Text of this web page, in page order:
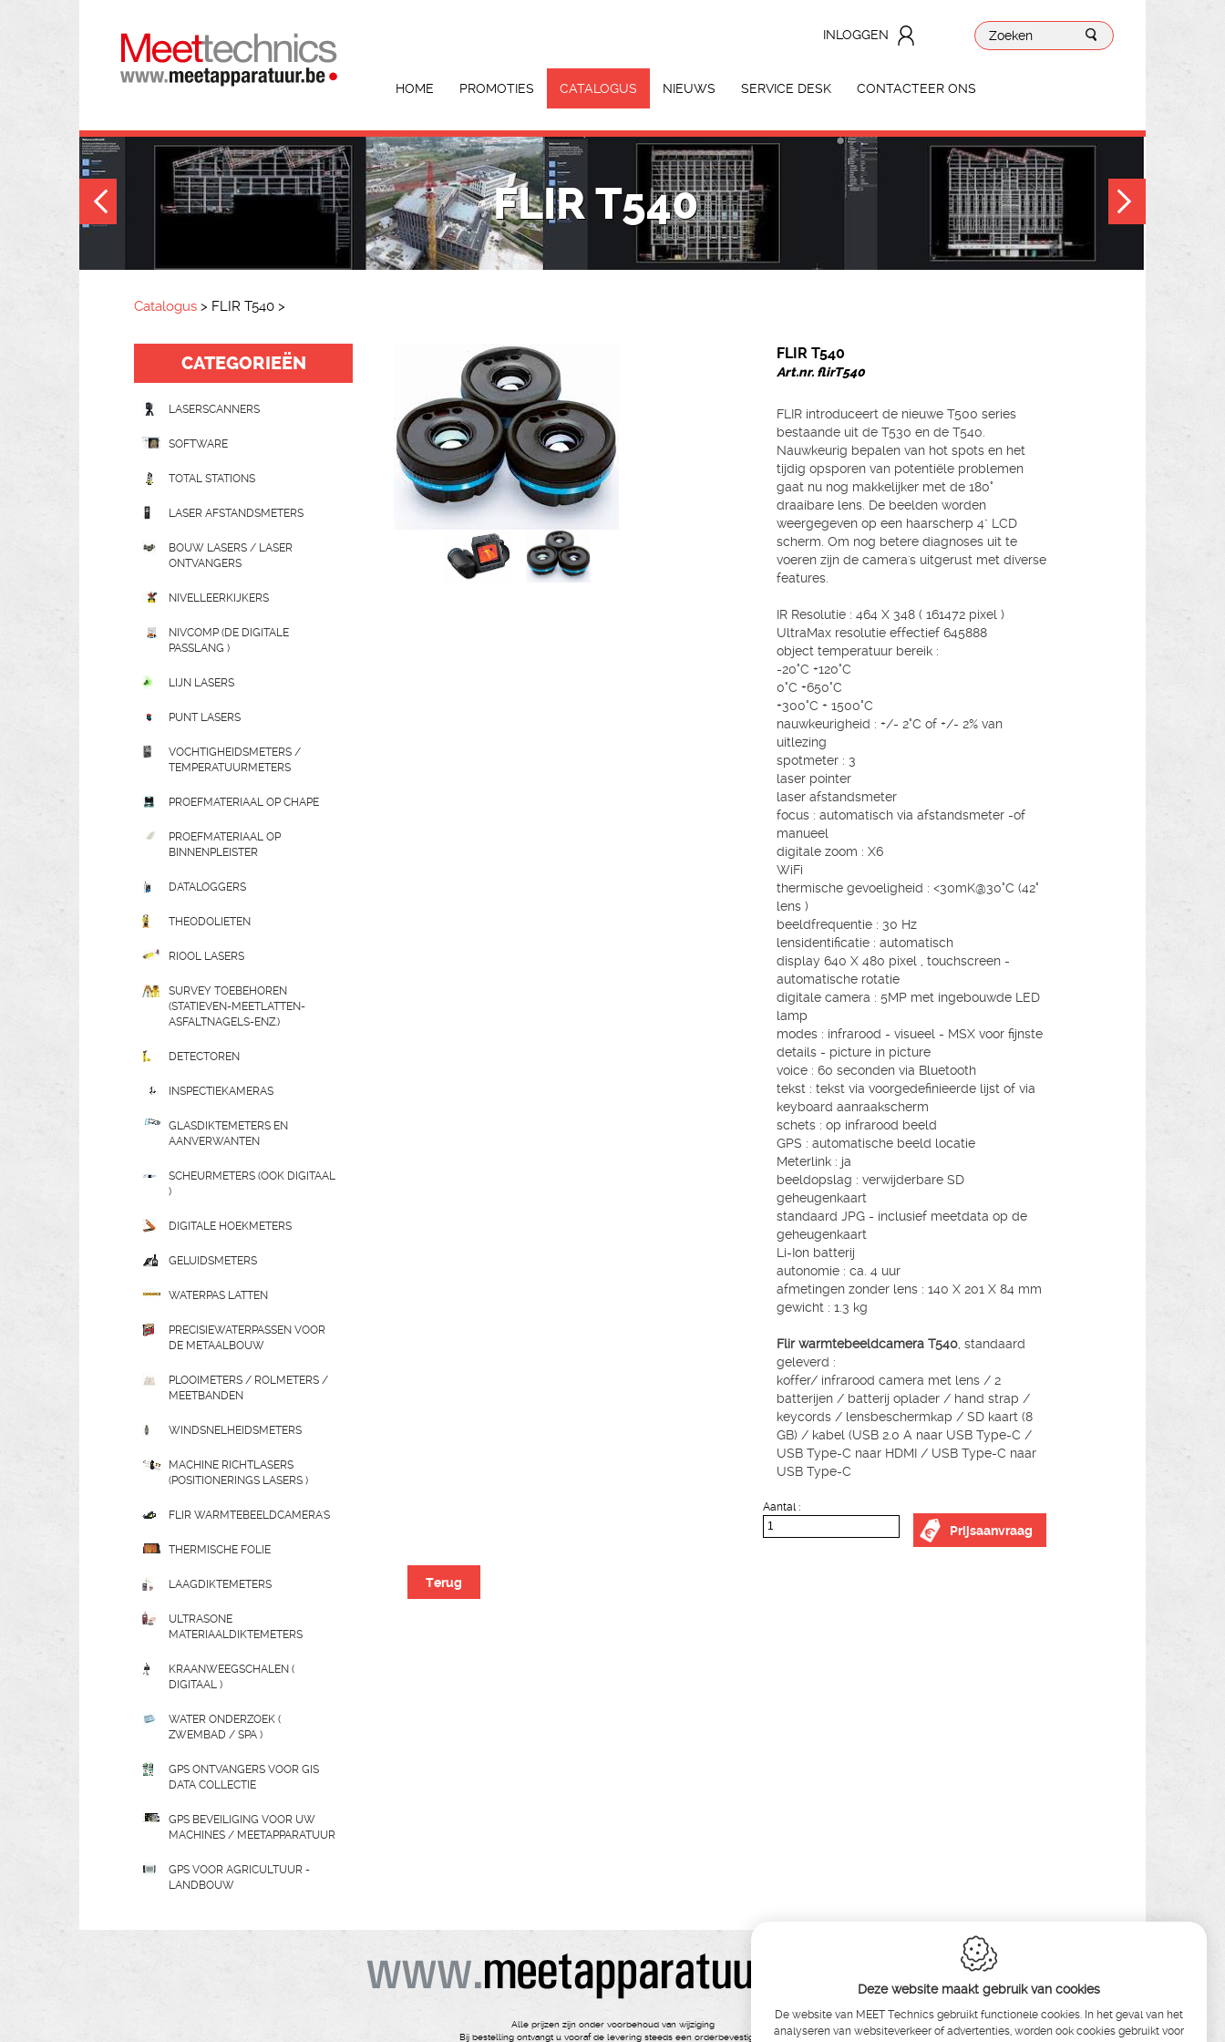
INLOGGEN
HOME PROMOTIES CATALOGUS NIEUWS SERVICE DESK CONTACTEER ONS
FLIR T540
Catalogus > FLIR T540 >
CATEGORIEËN
LASERSCANNERS
SOFTWARE
TOTAL STATIONS
LASER AFSTANDSMETERS
BOUW LASERS / LASER
ONTVANGERS
NIVELLEERKIJKERS
NIVCOMP (DE DIGITALE
PASSLANG )
LIJN LASERS
PUNT LASERS
VOCHTIGHEIDSMETERS /
TEMPERATUURMETERS
PROEFMATERIAAL OP CHAPE
PROEFMATERIAAL OP
BINNENPLEISTER
DATALOGGERS
THEODOLIETEN
RIOOL LASERS
SURVEY TOEBEHOREN
(STATIEVEN-MEETLATTEN-
ASFALTNAGELS-ENZ.)
DETECTOREN
INSPECTIEKAMERAS
GLASDIKTEMETERS EN
AANVERWANTEN
SCHEURMETERS (OOK DIGITAAL
)
DIGITALE HOEKMETERS
GELUIDSMETERS
WATERPAS LATTEN
PRECISIEWATERPASSEN VOOR
DE METAALBOUW
PLOOIMETERS / ROLMETERS /
MEETBANDEN
WINDSNELHEIDSMETERS
MACHINE RICHTLASERS
(POSITIONERINGS LASERS )
FLIR WARMTEBEELDCAMERA'S
THERMISCHE FOLIE
LAAGDIKTEMETERS
ULTRASONE
MATERIAALDIKTEMETERS
KRAANWEEGSCHALEN (
DIGITAAL )
WATER ONDERZOEK (
ZWEMBAD / SPA )
GPS ONTVANGERS VOOR GIS
DATA COLLECTIE
GPS BEVEILIGING VOOR UW
MACHINES / MEETAPPARATUUR
GPS VOOR AGRICULTUUR -
LANDBOUW
FLIR T540
Art.nr. flirT540
FLIR introduceert de nieuwe T500 series
bestaande uit de T530 en de T540.
Nauwkeurig bepalen van hot spots en het
tijdig opsporen van potentiële problemen
gaat nu nog makkelijker met de 180°
draaibare lens. De beelden worden
weergegeven op een haarscherp 4" LCD
scherm. Om nog betere diagnoses uit te
voeren zijn de camera's uitgerust met diverse
features.
IR Resolutie : 464 X 348 ( 161472 pixel )
UltraMax resolutie effectief 645888
object temperatuur bereik :
-20°C +120°C
0°C +650°C
+300°C + 1500°C
nauwkeurigheid : +/- 2°C of +/- 2% van
uitlezing
spotmeter : 3
laser pointer
laser afstandsmeter
focus : automatisch via afstandsmeter -of
manueel
digitale zoom : X6
WiFi
thermische gevoeligheid : <30mK@30°C (42°
lens )
beeldfrequentie : 30 Hz
lensidentificatie : automatisch
display 640 X 480 pixel , touchscreen -
automatische rotatie
digitale camera : 5MP met ingebouwde LED
lamp
modes : infrarood - visueel - MSX voor fijnste
details - picture in picture
voice : 60 seconden via Bluetooth
tekst : tekst via voorgedefinieerde lijst of via
keyboard aanraakscherm
schets : op infrarood beeld
GPS : automatische beeld locatie
Meterlink : ja
beeldopslag : verwijderbare SD
geheugenkaart
standaard JPG - inclusief meetdata op de
geheugenkaart
Li-Ion batterij
autonomie : ca. 4 uur
afmetingen zonder lens : 140 X 201 X 84 mm
gewicht : 1.3 kg
Flir warmtebeeldcamera T540 , standaard
geleverd :
koffer/ infrarood camera met lens / 2
batterijen / batterij oplader / hand strap /
keycords / lensbeschermkap / SD kaart (8
GB) / kabel (USB 2.0 A naar USB Type-C /
USB Type-C naar HDMI / USB Type-C naar
USB Type-C
Aantal :
Prijsaanvraag
Terug
Alle prijzen zijn onder voorbehoud van wijziging
Bij bestelling ontvangt u vooraf de levering steeds een orderbevestiging
Deze website maakt gebruik van cookies
De website van MEET Technics gebruikt functionele cookies. In het geval van het
analyseren van websiteverkeer of advertenties, worden ook cookies gebruikt voor